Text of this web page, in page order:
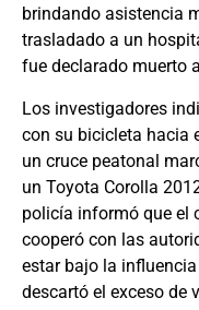
brindando asistencia
trasladado a un
fue declarado muerto
Los investigadores
con su bicicleta hacia
un cruce peatonal
un Toyota Corolla
policía informó que el
cooperó con las
estar bajo la
descartó el exceso de